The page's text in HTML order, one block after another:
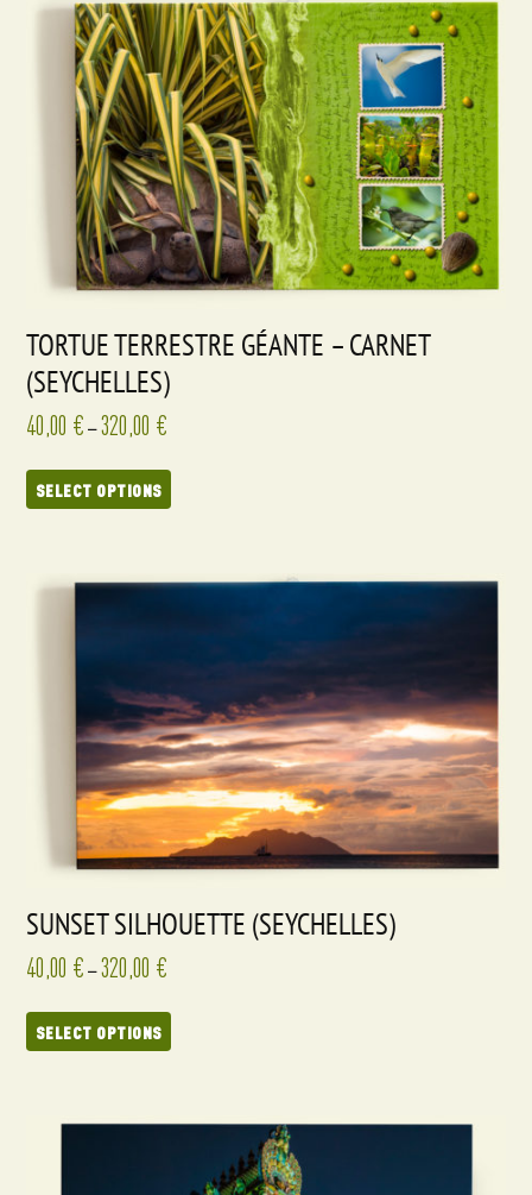
TORTUE TERRESTRE GÉANTE – CARNET
(SEYCHELLES)
40,00 € –320,00 €
SELECT OPTIONS
SUNSET SILHOUETTE (SEYCHELLES)
40,00 € –320,00 €
SELECT OPTIONS